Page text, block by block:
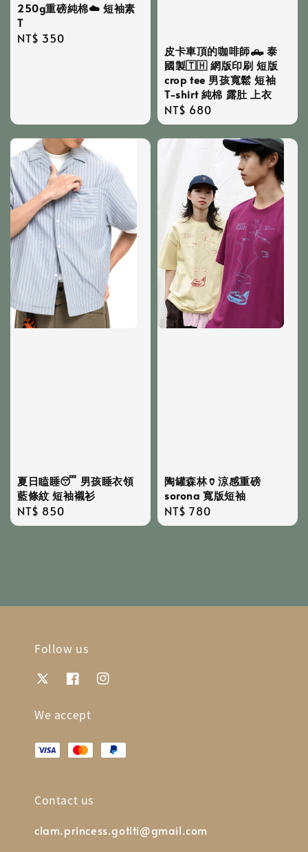
250g重磅純棉☁️ 短袖素
T
Regular
NT$ 350
皮卡車頂的咖啡師🛻 泰
國製🇹🇭 網版印刷 短版
crop tee 男孩寬鬆 短袖
T-shirt 純棉 露肚 上衣
Regular
price
NT$ 680
夏日瞌睡😴 男孩睡衣領
藍條紋 短袖襯衫
Regular
price
NT$ 850
陶罐森林🏺涼感重磅
sorona 寬版短袖
Regular
price
NT$ 780
Follow us
We accept
Contact us
clam.princess.gotiti@gmail.com